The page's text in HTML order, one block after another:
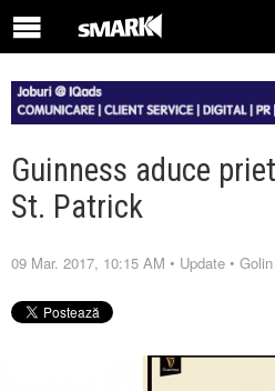
Guinness aduce
St. Patrick
09 Mar. 2017, 10:15 AM • Update •